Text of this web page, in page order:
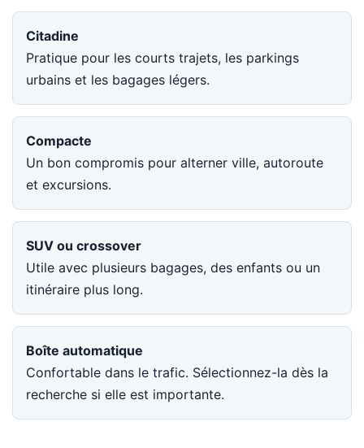
Citadine
Pratique pour les courts trajets, les parkings
urbains et les bagages légers.
Compacte
Un bon compromis pour alterner ville, autoroute
et excursions.
SUV ou crossover
Utile avec plusieurs bagages, des enfants ou un
itinéraire plus long.
Boîte automatique
Confortable dans le trafic. Sélectionnez-la dès la
recherche si elle est importante.